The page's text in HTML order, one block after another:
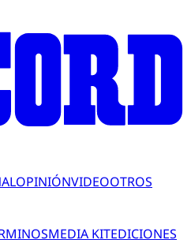
OPINIÓNVIDEOOTROS
MEDIA KITEDICIONES